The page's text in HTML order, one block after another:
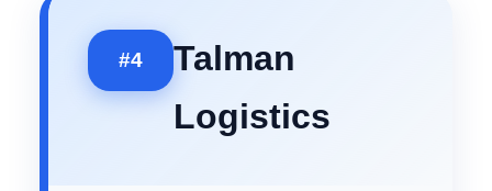
#4
Talman
Logistics